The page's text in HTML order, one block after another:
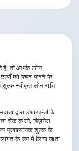
हैं, तो आपके लोन
को कवर करने के
स्वीकृत लोन राशि
द्वारा उधारकर्ता के
चेक करने, बिज़नेस
प्रशासनिक शुल्क के
के रूप में लिया जाता